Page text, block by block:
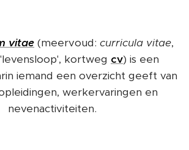
vitae (meervoud: curricula vitae,
kortweg cv) is een
iemand een overzicht geeft van
werkervaringen en
nevenactiviteiten.